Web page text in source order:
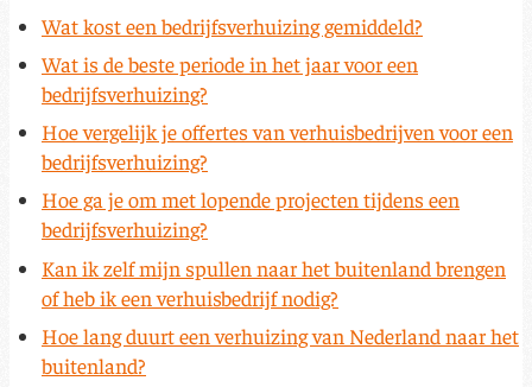
Wat kost een bedrijfsverhuizing gemiddeld?
Wat is de beste periode in het jaar voor een
bedrijfsverhuizing?
Hoe vergelijk je offertes van verhuisbedrijven voor een
bedrijfsverhuizing?
Hoe ga je om met lopende projecten tijdens een
bedrijfsverhuizing?
Kan ik zelf mijn spullen naar het buitenland brengen
of heb ik een verhuisbedrijf nodig?
Hoe lang duurt een verhuizing van Nederland naar het
buitenland?